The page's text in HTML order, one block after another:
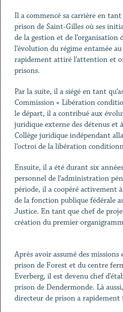
Il a commencé sa carrière en
prison de Saint-Gilles où ses
de la gestion et de l’organisation
l’évolution du régime entamée
rapidement attiré l’attention et
prisons.
Par la suite, il a siégé en tant
Commission « Libération
le départ, il a contribué aux
juridique externe des détenus et
Collège juridique indépendant
l’octroi de la libération
Ensuite, il a été durant six
personnel de l’administration
période, il a coopéré activement
de la fonction publique fédérale
Justice. En tant que chef de
création du premier
Après avoir assumé des
prison de Forest et du centre
Everberg, il est devenu chef
prison de Dendermonde. Là
directeur de prison a rapidement